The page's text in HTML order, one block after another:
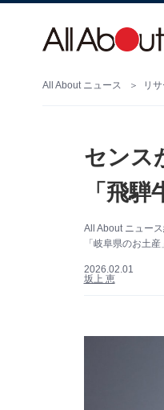
All About ニュース リ
センス
「飛
All About ニュー
「岐阜県のお土
2026.02.01
坂上 恵